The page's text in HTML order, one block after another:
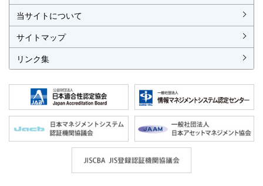
当サイトについて
サイトマップ
リンク集